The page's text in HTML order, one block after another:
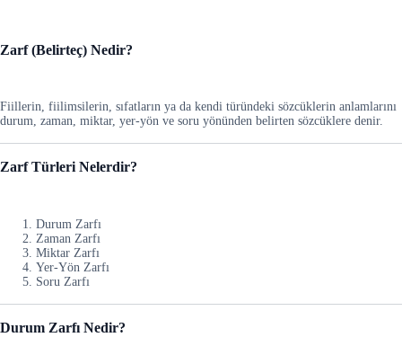
Zarf (Belirteç) Nedir?
Fiillerin, fiilimsilerin, sıfatların ya da kendi türündeki sözcüklerin anlamlarını
durum, zaman, miktar, yer-yön ve soru yönünden belirten sözcüklere denir.
Zarf Türleri Nelerdir?
Durum Zarfı
Zaman Zarfı
Miktar Zarfı
Yer-Yön Zarfı
Soru Zarfı
Durum Zarfı Nedir?